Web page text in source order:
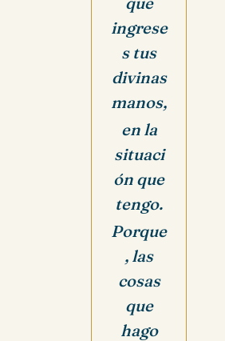
ingrese
s tus
divinas
manos,
en la
situaci
ón que
tengo.
Porque
, las
cosas
que
hago